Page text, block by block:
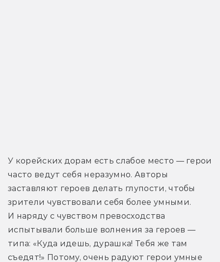
У корейских дорам есть слабое место — герои
часто ведут себя неразумно. Авторы
заставляют героев делать глупости, чтобы
зрители чувствовали себя более умными.
И наряду с чувством превосходства
испытывали больше волнения за героев —
типа: «Куда идешь, дурашка! Тебя же там
съедят!» Потому, очень радуют герои умные